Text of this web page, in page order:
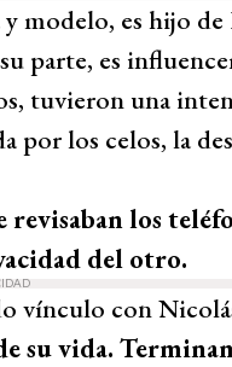
modelo, es hijo de
parte, es
tuvieron una
por los celos, la
revisaban los
del otro.
vínculo con
su vida.